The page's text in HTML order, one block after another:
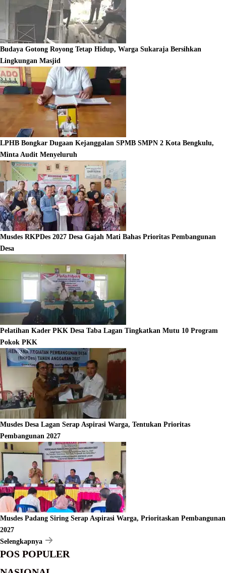
Budaya Gotong Royong Tetap Hidup, Warga Sukaraja Bersihkan
Lingkungan Masjid
LPHB Bongkar Dugaan Kejanggalan SPMB SMPN 2 Kota Bengkulu,
Minta Audit Menyeluruh
Musdes RKPDes 2027 Desa Gajah Mati Bahas Prioritas Pembangunan
Desa
Pelatihan Kader PKK Desa Taba Lagan Tingkatkan Mutu 10 Program
Pokok PKK
Musdes Desa Lagan Serap Aspirasi Warga, Tentukan Prioritas
Pembangunan 2027
Musdes Padang Siring Serap Aspirasi Warga, Prioritaskan Pembangunan
2027
Selengkapnya
POS POPULER